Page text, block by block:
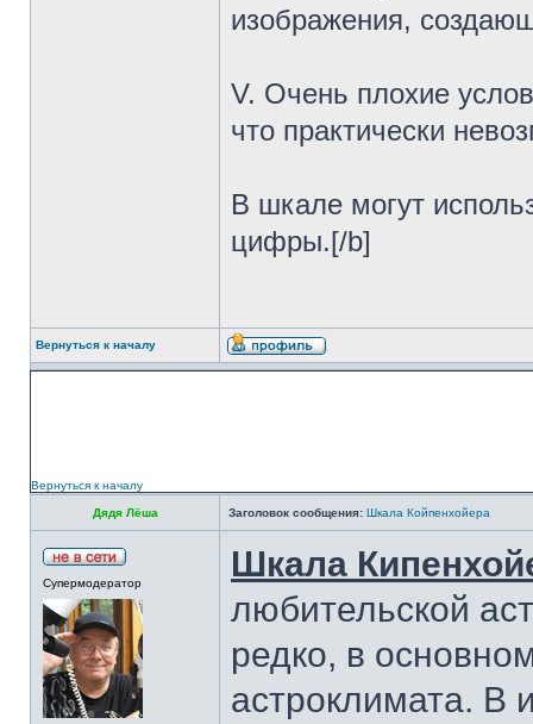
изображения,
V. Очень плохие
что практически
В шкале могут
цифры.[/b]
Вернуться к началу
Вернуться к началу
Дядя Лёша Заголовок сообщения: Шкала Койпенхойера
Супермодератор
Шкала
любительской
редко, в
астроклимата. В